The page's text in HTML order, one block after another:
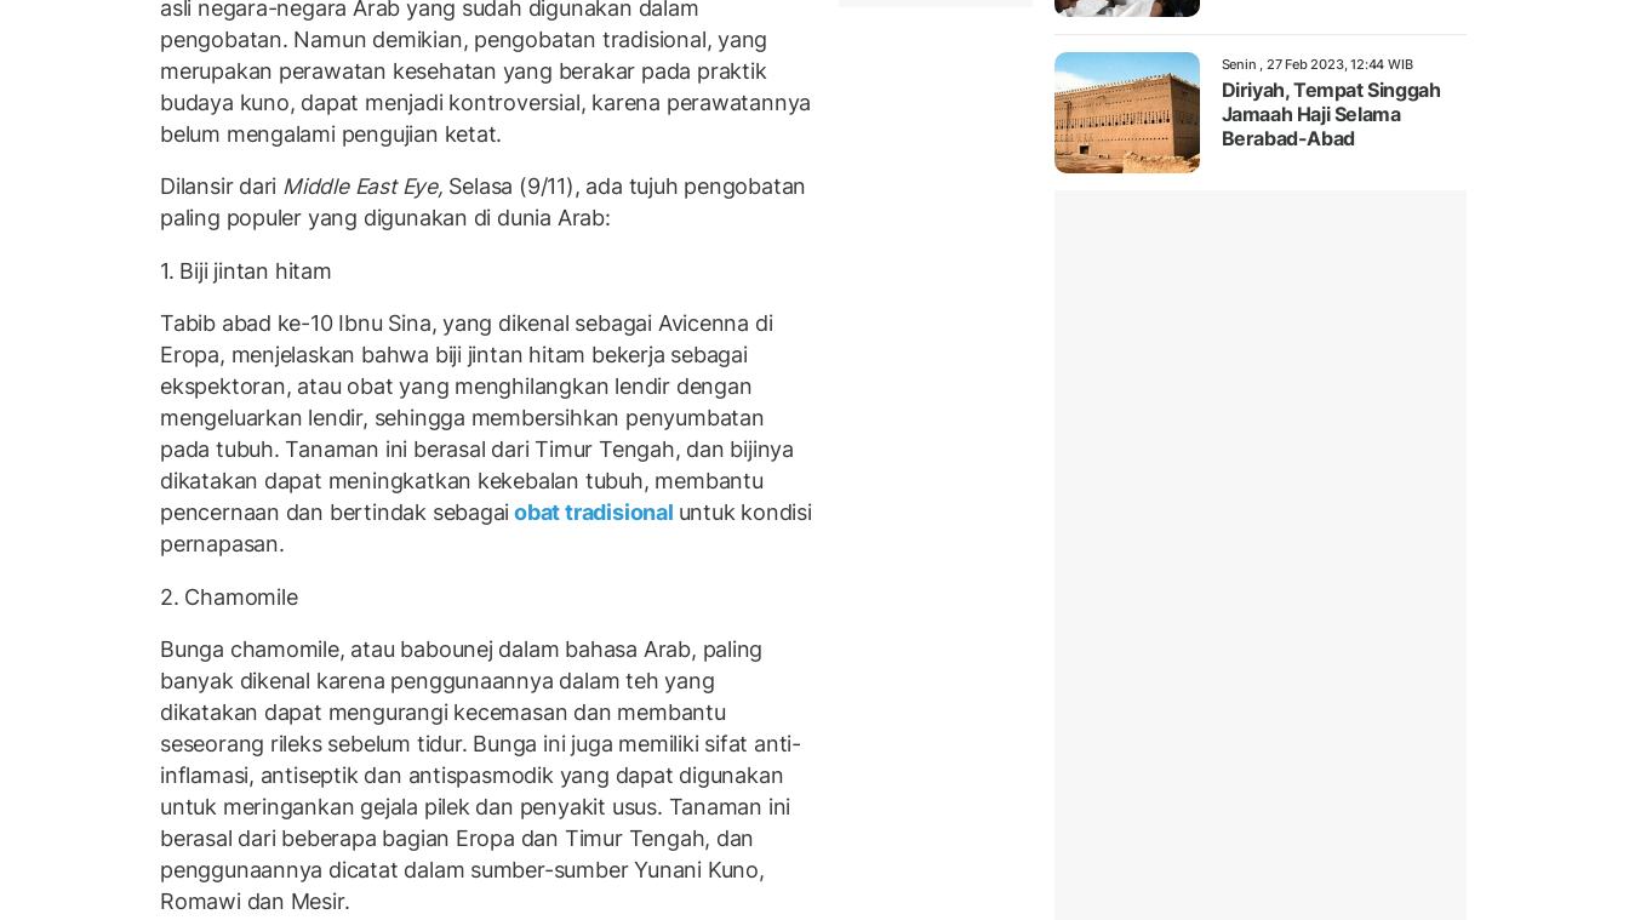
asli negara-negara Arab yang sudah digunakan dalam
pengobatan. Namun demikian, pengobatan tradisional, yang
merupakan perawatan kesehatan yang berakar pada praktik
budaya kuno, dapat menjadi kontroversial, karena perawatannya
belum mengalami pengujian ketat.
Dilansir dari Middle East Eye, Selasa (9/11), ada tujuh pengobatan
paling populer yang digunakan di dunia Arab:
1. Biji jintan hitam
Tabib abad ke-10 Ibnu Sina, yang dikenal sebagai Avicenna di
Eropa, menjelaskan bahwa biji jintan hitam bekerja sebagai
ekspektoran, atau obat yang menghilangkan lendir dengan
mengeluarkan lendir, sehingga membersihkan penyumbatan
pada tubuh. Tanaman ini berasal dari Timur Tengah, dan bijinya
dikatakan dapat meningkatkan kekebalan tubuh, membantu
pencernaan dan bertindak sebagaiobat tradisional untuk kondisi
pernapasan.
2. Chamomile
Bunga chamomile, atau babounej dalam bahasa Arab, paling
banyak dikenal karena penggunaannya dalam teh yang
dikatakan dapat mengurangi kecemasan dan membantu
seseorang rileks sebelum tidur. Bunga ini juga memiliki sifat anti-
inflamasi, antiseptik dan antispasmodik yang dapat digunakan
untuk meringankan gejala pilek dan penyakit usus. Tanaman ini
berasal dari beberapa bagian Eropa dan Timur Tengah, dan
penggunaannya dicatat dalam sumber-sumber Yunani Kuno,
Romawi dan Mesir.
Senin , 27 Feb 2023, 12:44 WIB
Diriyah, Tempat Singgah
Jamaah Haji Selama
Berabad-Abad